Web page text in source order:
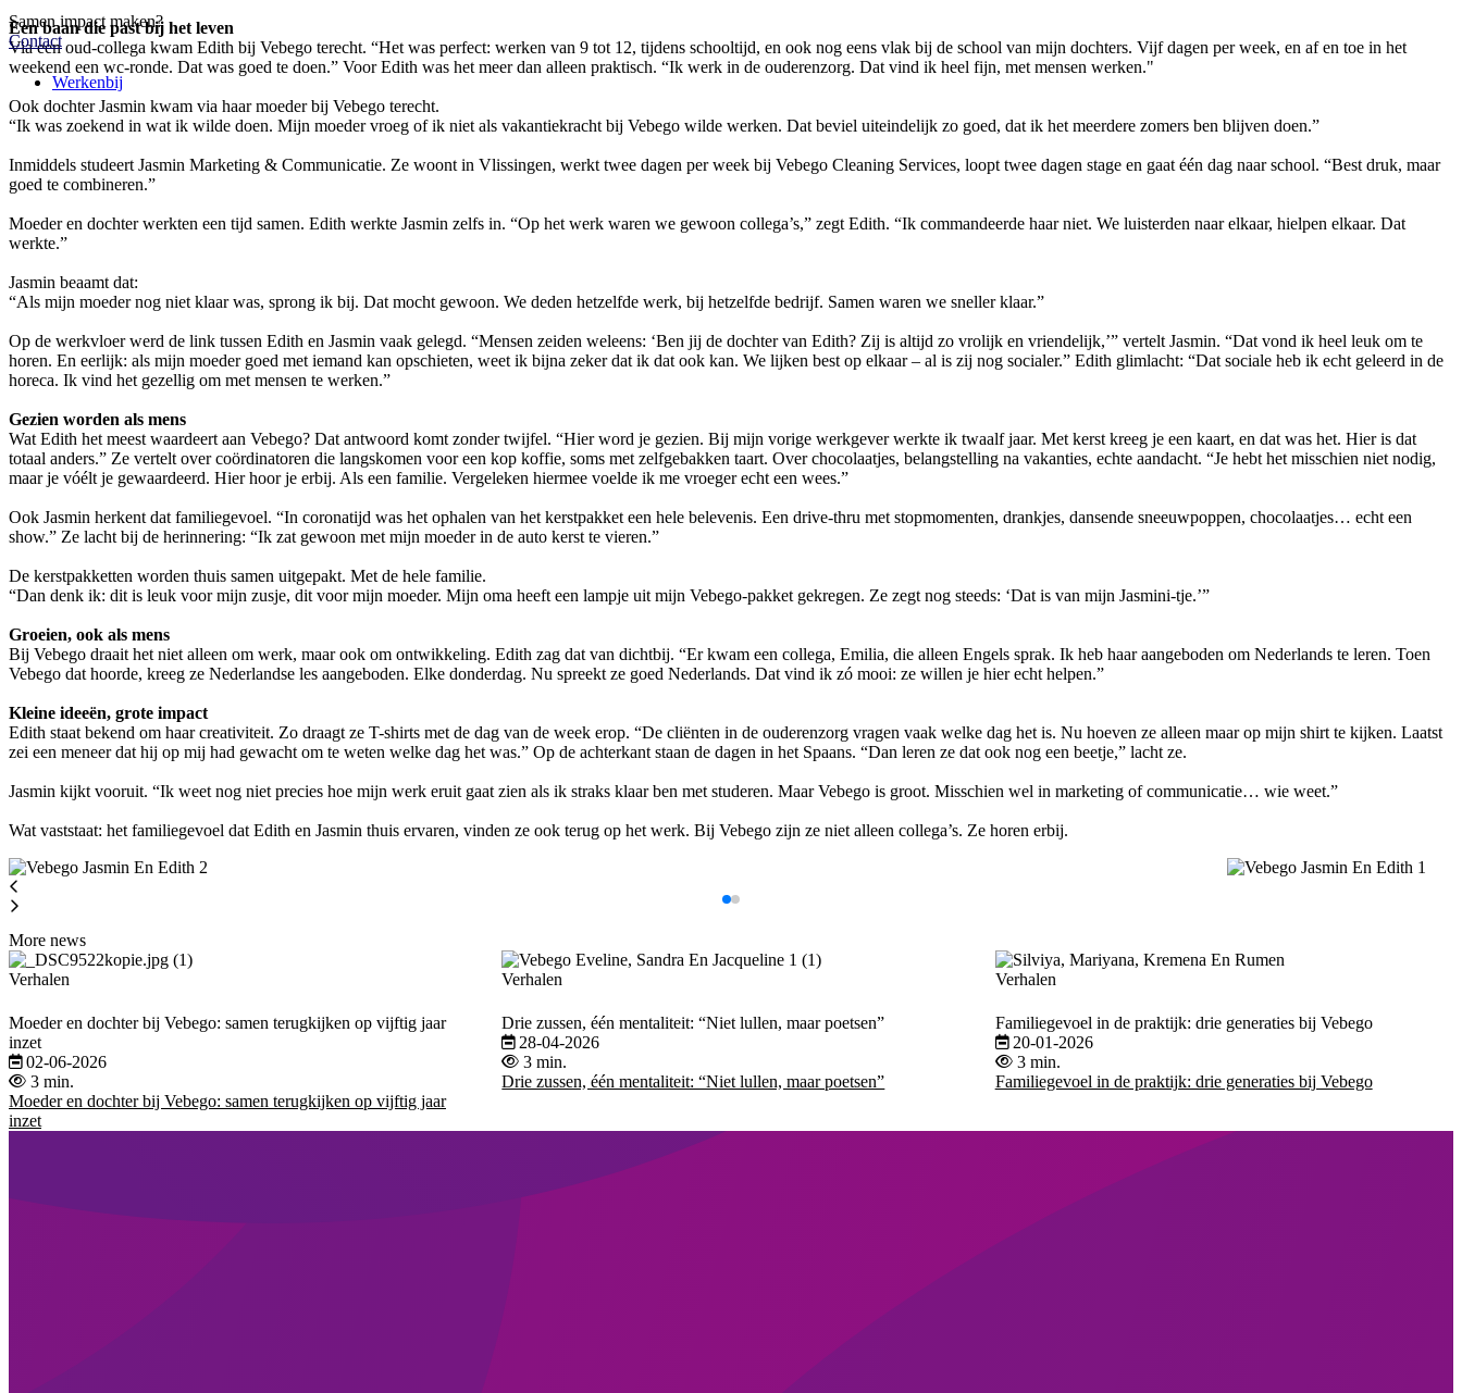
Samen impact maken?
Contact
Werkenbij
Een baan die past bij het leven
Via een oud-collega kwam Edith bij Vebego terecht. “Het was perfect: werken van 9 tot 12, tijdens schooltijd, en ook nog eens vlak bij de school van mijn dochters. Vijf dagen per week, en af en toe in het
weekend een wc-ronde. Dat was goed te doen.” Voor Edith was het meer dan alleen praktisch. “Ik werk in de ouderenzorg. Dat vind ik heel fijn, met mensen werken."
Ook dochter Jasmin kwam via haar moeder bij Vebego terecht.
“Ik was zoekend in wat ik wilde doen. Mijn moeder vroeg of ik niet als vakantiekracht bij Vebego wilde werken. Dat beviel uiteindelijk zo goed, dat ik het meerdere zomers ben blijven doen.”
Inmiddels studeert Jasmin Marketing & Communicatie. Ze woont in Vlissingen, werkt twee dagen per week bij Vebego Cleaning Services, loopt twee dagen stage en gaat één dag naar school. “Best druk, maar
goed te combineren.”
Moeder en dochter werkten een tijd samen. Edith werkte Jasmin zelfs in. “Op het werk waren we gewoon collega’s,” zegt Edith. “Ik commandeerde haar niet. We luisterden naar elkaar, hielpen elkaar. Dat
werkte.”
Jasmin beaamt dat:
“Als mijn moeder nog niet klaar was, sprong ik bij. Dat mocht gewoon. We deden hetzelfde werk, bij hetzelfde bedrijf. Samen waren we sneller klaar.”
Op de werkvloer werd de link tussen Edith en Jasmin vaak gelegd. “Mensen zeiden weleens: ‘Ben jij de dochter van Edith? Zij is altijd zo vrolijk en vriendelijk,’” vertelt Jasmin. “Dat vond ik heel leuk om te
horen. En eerlijk: als mijn moeder goed met iemand kan opschieten, weet ik bijna zeker dat ik dat ook kan. We lijken best op elkaar – al is zij nog socialer.” Edith glimlacht: “Dat sociale heb ik echt geleerd in de
horeca. Ik vind het gezellig om met mensen te werken.”
Gezien worden als mens
Wat Edith het meest waardeert aan Vebego? Dat antwoord komt zonder twijfel. “Hier word je gezien. Bij mijn vorige werkgever werkte ik twaalf jaar. Met kerst kreeg je een kaart, en dat was het. Hier is dat
totaal anders.” Ze vertelt over coördinatoren die langskomen voor een kop koffie, soms met zelfgebakken taart. Over chocolaatjes, belangstelling na vakanties, echte aandacht. “Je hebt het misschien niet nodig,
maar je vóélt je gewaardeerd. Hier hoor je erbij. Als een familie. Vergeleken hiermee voelde ik me vroeger echt een wees.”
Ook Jasmin herkent dat familiegevoel. “In coronatijd was het ophalen van het kerstpakket een hele belevenis. Een drive-thru met stopmomenten, drankjes, dansende sneeuwpoppen, chocolaatjes… echt een
show.” Ze lacht bij de herinnering: “Ik zat gewoon met mijn moeder in de auto kerst te vieren.”
De kerstpakketten worden thuis samen uitgepakt. Met de hele familie.
“Dan denk ik: dit is leuk voor mijn zusje, dit voor mijn moeder. Mijn oma heeft een lampje uit mijn Vebego-pakket gekregen. Ze zegt nog steeds: ‘Dat is van mijn Jasmini-tje.’”
Groeien, ook als mens
Bij Vebego draait het niet alleen om werk, maar ook om ontwikkeling. Edith zag dat van dichtbij. “Er kwam een collega, Emilia, die alleen Engels sprak. Ik heb haar aangeboden om Nederlands te leren. Toen
Vebego dat hoorde, kreeg ze Nederlandse les aangeboden. Elke donderdag. Nu spreekt ze goed Nederlands. Dat vind ik zó mooi: ze willen je hier echt helpen.”
Kleine ideeën, grote impact
Edith staat bekend om haar creativiteit. Zo draagt ze T-shirts met de dag van de week erop. “De cliënten in de ouderenzorg vragen vaak welke dag het is. Nu hoeven ze alleen maar op mijn shirt te kijken. Laatst
zei een meneer dat hij op mij had gewacht om te weten welke dag het was.” Op de achterkant staan de dagen in het Spaans. “Dan leren ze dat ook nog een beetje,” lacht ze.
Jasmin kijkt vooruit. “Ik weet nog niet precies hoe mijn werk eruit gaat zien als ik straks klaar ben met studeren. Maar Vebego is groot. Misschien wel in marketing of communicatie… wie weet.”
Wat vaststaat: het familiegevoel dat Edith en Jasmin thuis ervaren, vinden ze ook terug op het werk. Bij Vebego zijn ze niet alleen collega’s. Ze horen erbij.
More news
Verhalen
Moeder en dochter bij Vebego: samen terugkijken op vijftig jaar
inzet
02-06-2026
3 min.
Moeder en dochter bij Vebego: samen terugkijken op vijftig jaar
inzet
Verhalen
Drie zussen, één mentaliteit: “Niet lullen, maar poetsen”
28-04-2026
3 min.
Drie zussen, één mentaliteit: “Niet lullen, maar poetsen”
Verhalen
Familiegevoel in de praktijk: drie generaties bij Vebego
20-01-2026
3 min.
Familiegevoel in de praktijk: drie generaties bij Vebego